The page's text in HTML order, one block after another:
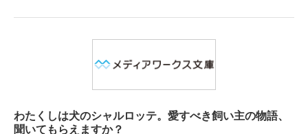
わたくしは犬のシャルロッテ。愛すべき飼い主の物語、
聞いてもらえますか？